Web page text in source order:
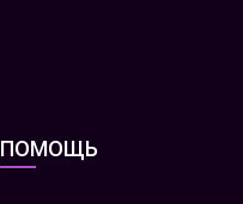
ПОМОЩЬ